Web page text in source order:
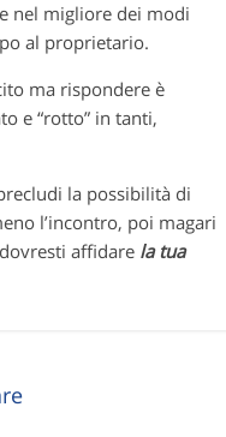
nel migliore dei modi
al proprietario.
ma rispondere è
e “rotto” in tanti,
la possibilità di
l’incontro, poi magari
affidare la tua